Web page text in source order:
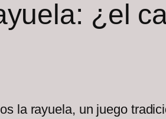
¿el
la rayuela, un juego